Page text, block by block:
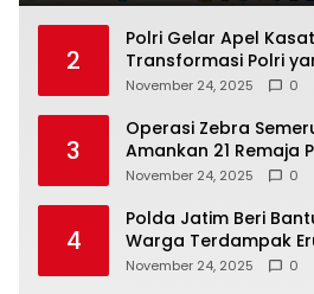
2
Polri Gelar Apel
Transformasi Polri
Masyarakat
November 24, 2025 0
3
Operasi Zebra
Amankan 21 Remaja
November 24, 2025 0
4
Polda Jatim Beri
Warga Terdampak
November 24, 2025 0